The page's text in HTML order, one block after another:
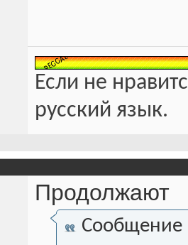
Если не
русский язык.
Продолжают
Сообщение